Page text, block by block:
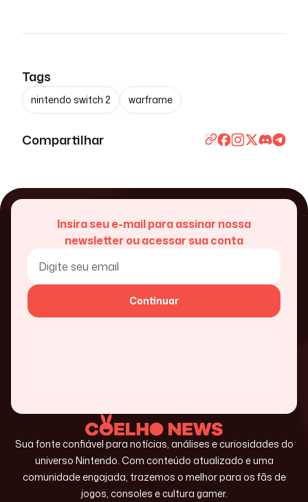
Tags
nintendo switch 2 warframe
Compartilhar
Insira seu e-mail para assinar nossa
newsletter ou acessar sua conta
Continuar
Sua fonte confiável para notícias, análises e curiosidades do
universo Nintendo. Com conteúdo atualizado e uma
comunidade engajada, trazemos o melhor para os fãs de
jogos, consoles e cultura gamer.